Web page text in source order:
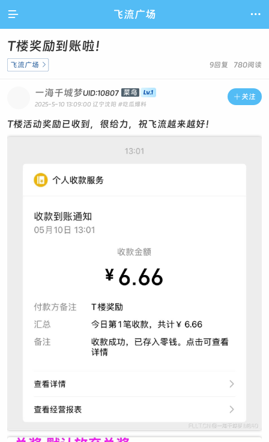
 飞流广场 
T楼奖励到账啦！
9回复 780阅读
飞流广场 
 关注
一海千城梦UID:10807 菜鸟
2025-5-10 13:09:00 辽宁沈阳 #吃瓜爆料
T楼活动奖励已收到，很给力，祝飞流越来越好！